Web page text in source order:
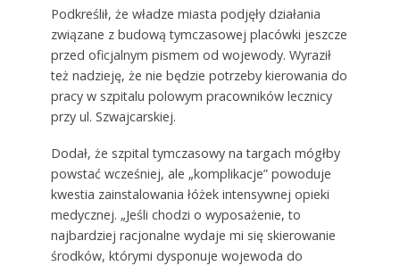
Podkreślił, że władze miasta podjęły działania
związane z budową tymczasowej placówki jeszcze
przed oficjalnym pismem od wojewody. Wyraził
też nadzieję, że nie będzie potrzeby kierowania do
pracy w szpitalu polowym pracowników lecznicy
przy ul. Szwajcarskiej.
Dodał, że szpital tymczasowy na targach mógłby
powstać wcześniej, ale „komplikacje” powoduje
kwestia zainstalowania łóżek intensywnej opieki
medycznej. „Jeśli chodzi o wyposażenie, to
najbardziej racjonalne wydaje mi się skierowanie
środków, którymi dysponuje wojewoda do